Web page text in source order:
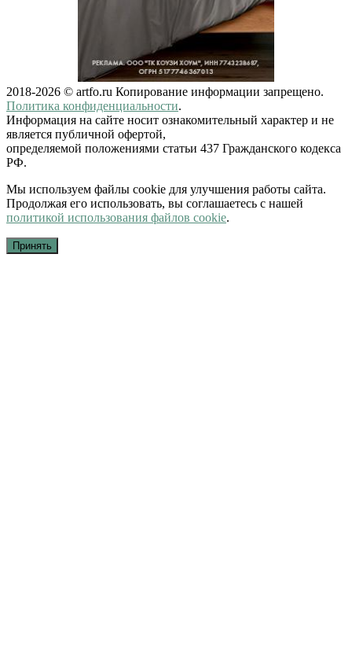
2018-2026 © artfo.ru Копирование информации запрещено.
Политика конфиденциальности.
Информация на сайте носит ознакомительный характер и не
является публичной офертой,
определяемой положениями статьи 437 Гражданского кодекса
РФ.
Мы используем файлы cookie для улучшения работы сайта.
Продолжая его использовать, вы соглашаетесь с нашей
политикой использования файлов cookie.
Принять